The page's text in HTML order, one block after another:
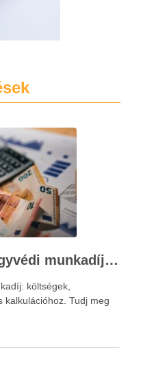
Fizetési meghagyás ügyvédi munkadíja: teljes költségvetési útmutató
költségek,
kalkulációhoz. Tudj meg